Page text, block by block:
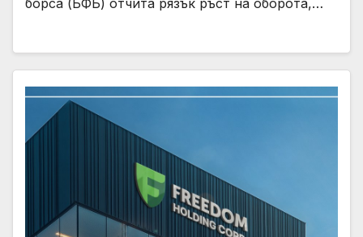
борса (БФБ) отчита рязък ръст на оборота,…